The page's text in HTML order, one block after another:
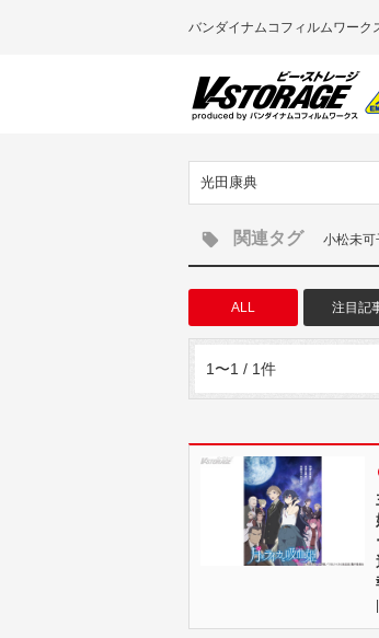
バンダイナムコフィルムワーク
光田康典
関連タグ 小松未可
ALL 注目記
1〜1 / 1件